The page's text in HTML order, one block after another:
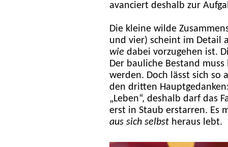
avanciert deshalb zur
Die kleine wilde
und vier) scheint im Detail
wie dabei vorzugehen ist.
Der bauliche Bestand
werden. Doch lässt sich so
den dritten
„Leben“, deshalb darf das
erst in Staub erstarren. Es
aus sich selbst heraus lebt.